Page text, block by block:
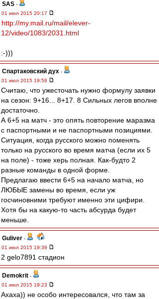
SAS -
01 июл 2015 20:17
http://my.mail.ru/mail/elever-
12/video/1083/2031.html
:-)))
Спартаковский дух -
01 июл 2015 19:59
Считаю, что ужесточать нужно формулу заявки
на сезон: 9+16... 8+17. 8 Сильных легов вполне
достаточно.
А 6+5 на матч - это опять повторение маразма
с паспортными и не паспортными позициями.
Ситуация, когда русского можно поменять
только на русского во время матча (если их 5
на поле) - тоже херь полная. Как-будто 2
разные команды в одной форме.
Предлагаю ввести 6+5 на начало матча, но
ЛЮБЫЕ замены во время, если уж
госчиновними требуют именно эти цифири.
Хотя бы на какую-то часть абсурда будет
меньше.
Guliver -
01 июл 2015 19:39
2 gelo7891 стадион
Demokrit -
01 июл 2015 19:23
Ахаха)) не особо интересовался, что там за